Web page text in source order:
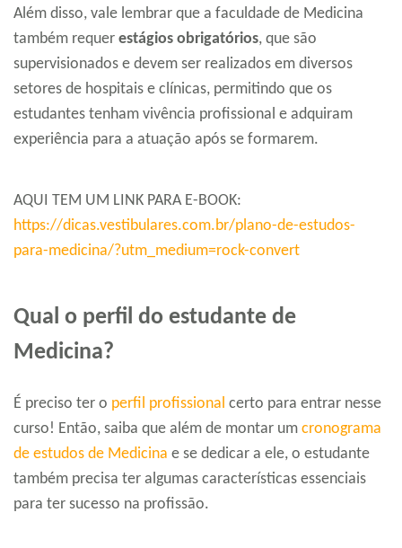
Além disso, vale lembrar que a faculdade de Medicina
também requer estágios obrigatórios, que são
supervisionados e devem ser realizados em diversos
setores de hospitais e clínicas, permitindo que os
estudantes tenham vivência profissional e adquiram
experiência para a atuação após se formarem.
AQUI TEM UM LINK PARA E-BOOK:
https://dicas.vestibulares.com.br/plano-de-estudos-
para-medicina/?utm_medium=rock-convert
Qual o perfil do estudante de
Medicina?
É preciso ter o perfil profissional certo para entrar nesse
curso! Então, saiba que além de montar um cronograma
de estudos de Medicina e se dedicar a ele, o estudante
também precisa ter algumas características essenciais
para ter sucesso na profissão.